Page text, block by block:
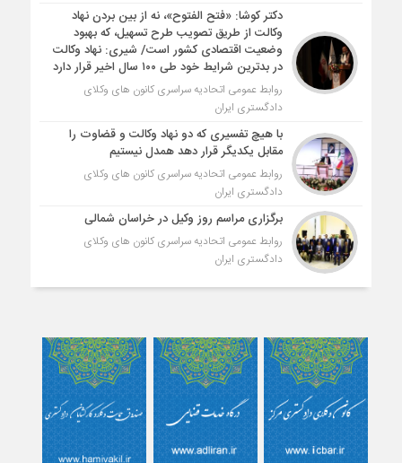
دکتر کوشا: «فتح الفتوح»، نه از بین بردن نهاد
وکالت از طریق تصویب طرح تسهیل، که بهبود
وضعیت اقتصادی کشور است/ شیری: نهاد وکالت
در بدترین شرایط خود طی ۱۰۰ سال اخیر قرار دارد
روابط عمومی اتحادیه سراسری کانون های وکلای
دادگستری ایران
با هیچ تفسیری که دو نهاد وکالت و قضاوت را
مقابل یکدیگر قرار دهد همدل نیستیم
روابط عمومی اتحادیه سراسری کانون های وکلای
دادگستری ایران
برگزاری مراسم روز وکیل در خراسان شمالی
روابط عمومی اتحادیه سراسری کانون های وکلای
دادگستری ایران